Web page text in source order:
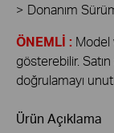
> Donanım
ÖNEMLİ : Model
gösterebilir.
doğrulamayı
Ürün Açıklama